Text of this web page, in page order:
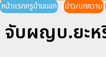
หน้าแรกครูบ้านนอก ข่าว/บทความ
จับผญบ.ยะห